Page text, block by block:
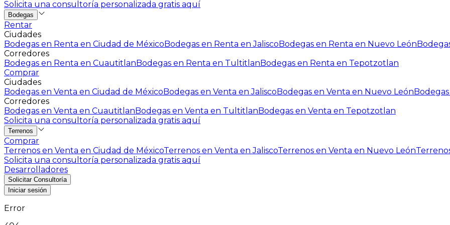
Solicita una consultoría personalizada gratis aquí
Bodegas
Rentar
Ciudades
Bodegas en Renta en Ciudad de MéxicoBodegas en Renta en JaliscoBodegas en Renta en Nuevo León
Corredores
Bodegas en Renta en CuautitlanBodegas en Renta en TultitlanBodegas en Renta en Tepotzotlan
Comprar
Ciudades
Bodegas en Venta en Ciudad de MéxicoBodegas en Venta en JaliscoBodegas en Venta en Nuevo León
Corredores
Bodegas en Venta en CuautitlanBodegas en Venta en TultitlanBodegas en Venta en Tepotzotlan
Solicita una consultoría personalizada gratis aquí
Terrenos
Comprar
Terrenos en Venta en Ciudad de MéxicoTerrenos en Venta en JaliscoTerrenos en Venta en Nuevo León
Solicita una consultoría personalizada gratis aquí
Desarrolladores
Solicitar Consultoría
Iniciar sesión
Error